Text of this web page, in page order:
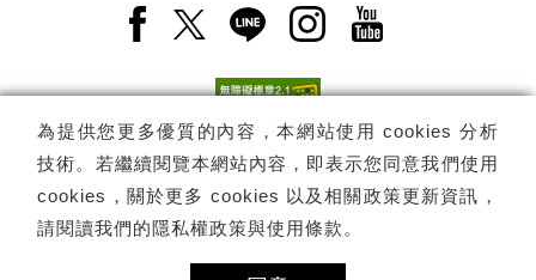
為提供您更多優質的內容，本網站使用 cookies 分析
技術。若繼續閱覽本網站內容，即表示您同意我們使用
cookies，關於更多 cookies 以及相關政策更新資訊，
請閱讀我們的隱私權政策與使用條款 。
Facebook(另開新視窗)
X(另開新視窗)
LINE(另開新視窗)
Instagram(另開新視
YouTube(另開
電子報訂閱 訂閱
Copyright © 國家表演藝術中心 -衛武營國家藝術文化中心